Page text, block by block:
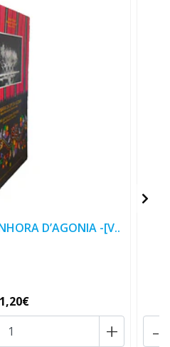
D’AGONIA -[V..
+ -